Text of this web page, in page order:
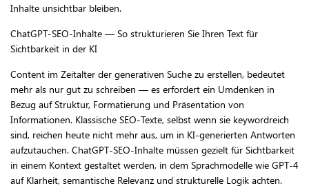
Inhalte unsichtbar bleiben.
ChatGPT-SEO-Inhalte — So strukturieren Sie Ihren Text für
Sichtbarkeit in der KI
Content im Zeitalter der generativen Suche zu erstellen, bedeutet
mehr als nur gut zu schreiben — es erfordert ein Umdenken in
Bezug auf Struktur, Formatierung und Präsentation von
Informationen. Klassische SEO-Texte, selbst wenn sie keywordreich
sind, reichen heute nicht mehr aus, um in KI-generierten Antworten
aufzutauchen. ChatGPT-SEO-Inhalte müssen gezielt für Sichtbarkeit
in einem Kontext gestaltet werden, in dem Sprachmodelle wie GPT-4
auf Klarheit, semantische Relevanz und strukturelle Logik achten.